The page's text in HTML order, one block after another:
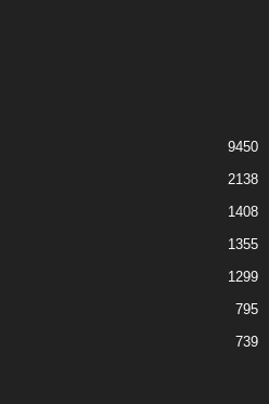
9450
2138
1408
1355
1299
795
739